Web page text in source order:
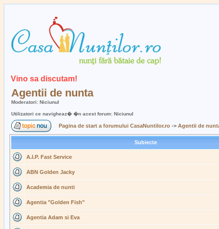
Vino sa discutam!
Agentii de nunta
Moderatori: Niciunul
Utilizatori ce navigheaz� �n acest forum: Niciunul
Pagina de start a forumului CasaNuntilor.ro -> Agentii de
Subiecte
A.I.P. Fast Service
ABN Golden Jacky
Academia de nunti
Agentia "Golden Fish"
Agentia Adam si Eva